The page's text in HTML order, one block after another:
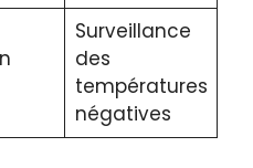
Surveillance
des
températures
négatives